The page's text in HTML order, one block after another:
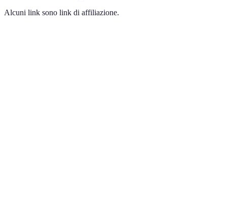
Alcuni link sono link di affiliazione.